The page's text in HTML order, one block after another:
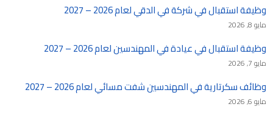
وظيفة استقبال في شركة في الدقي لعام 2026 – 2027
مايو 8, 2026
وظيفة استقبال في عيادة في المهندسين لعام 2026 – 2027
مايو 7, 2026
وظائف سكرتارية في المهندسين شفت مسائي لعام 2026 – 2027
مايو 6, 2026